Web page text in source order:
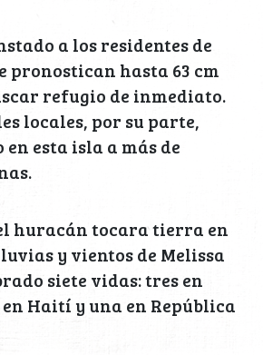
a los residentes de
pronostican hasta 63 cm
refugio de inmediato.
locales, por su parte,
esta isla a más de
huracán tocara tierra en
y vientos de Melissa
siete vidas: tres en
Haití y una en República